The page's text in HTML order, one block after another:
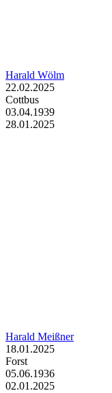
Harald Wölm
22.02.2025
Cottbus
03.04.1939
28.01.2025
Harald Meißner
18.01.2025
Forst
05.06.1936
02.01.2025